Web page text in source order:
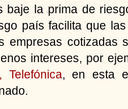
baje la prima de
país facilita que
empresas cotizadas
intereses, por
Telefónica, en esta